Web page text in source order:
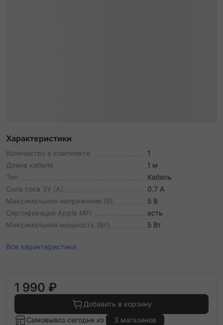
Характеристики
Количество в комплекте
1
Длина кабеля
1 м
Тип
Кабель
Сила тока ЗУ (А)
0.7 А
Максимальное напряжение (В)
5 В
Сертификация Apple MFI
есть
Максимальная мощность (Вт)
5 Вт
Все характеристики
1 990 ₽
Добавить в корзину
Самовывоз сегодня из
3 магазинов